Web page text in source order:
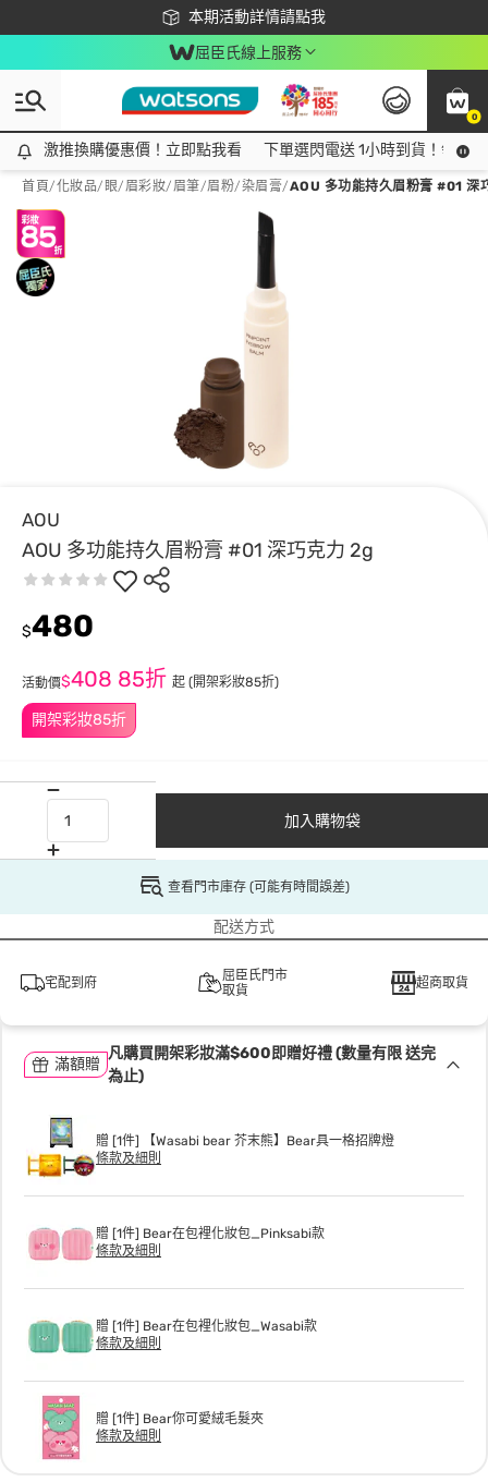
本期活動詳情請點我
下載app最高回饋$350
屈臣氏線上服務
0
激推換購優惠價！立即點我看
激推換購優惠價！立即點我看 下單選閃電送 1小時到貨！領神
首頁/化妝品/ 眼/眉彩妝/眉筆/眉粉/染眉膏/AOU 多功能持久眉粉膏 #01 深
AOU
AOU 多功能持久眉粉膏 #01 深巧克力 2g
開架彩妝85折
$480
活動價$408 85折 起 (開架彩妝85折)
加入購物袋
查看門市庫存 (可能有時間誤差)
配送方式
宅配到府
屈臣氏門市
取貨
超商取貨
滿額贈
凡購買開架彩妝滿$600即贈好禮 (數量有限 送完
為止)
贈 [1件] 【Wasabi bear 芥末熊】Bear具一格招牌燈
條款及細則
贈 [1件] Bear在包裡化妝包_Pinksabi款
條款及細則
贈 [1件] Bear在包裡化妝包_Wasabi款
條款及細則
贈 [1件] Bear你可愛絨毛髮夾
條款及細則